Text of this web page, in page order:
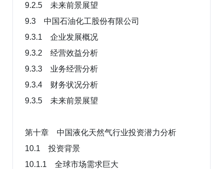
9.2.5 未来前景展望
9.3 中国石油化工股份有限公司
9.3.1 企业发展概况
9.3.2 经营效益分析
9.3.3 业务经营分析
9.3.4 财务状况分析
9.3.5 未来前景展望
第十章 中国液化天然气行业投资潜力分析
10.1 投资背景
10.1.1 全球市场需求巨大